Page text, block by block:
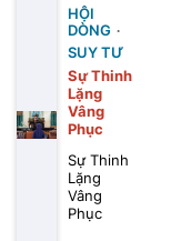
HỘI
DÒNG
SUY TƯ
Sự Thinh
Lặng
Vâng
Phục
Sự Thinh
Lặng
Vâng
Phục